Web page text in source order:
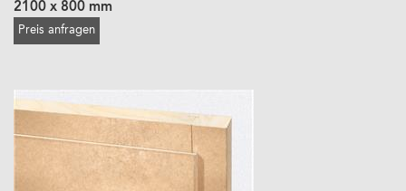
2100 x 800 mm
Preis anfragen